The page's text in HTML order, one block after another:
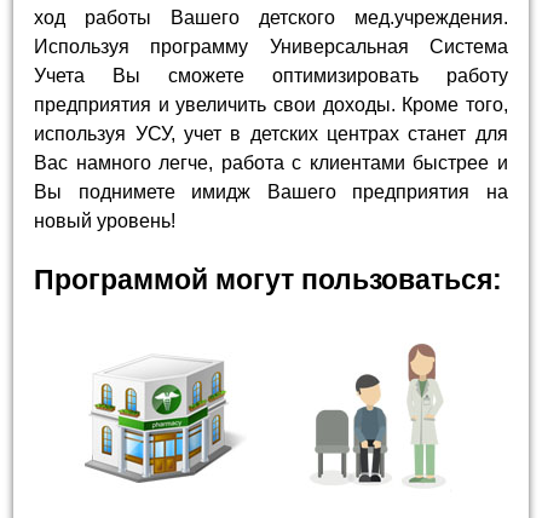
ход работы Вашего детского мед.учреждения.
Используя программу Универсальная Система
Учета Вы сможете оптимизировать работу
предприятия и увеличить свои доходы. Кроме того,
используя УСУ, учет в детских центрах станет для
Вас намного легче, работа с клиентами быстрее и
Вы поднимете имидж Вашего предприятия на
новый уровень!
Программой могут пользоваться: